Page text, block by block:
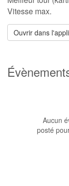
Vitesse max.
Ouvrir dans l'appli
Aucun
posté